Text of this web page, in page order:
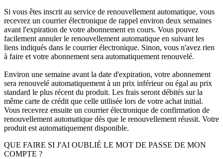
Si vous êtes inscrit au service de renouvellement automatique, vous
recevrez un courrier électronique de rappel environ deux semaines
avant l'expiration de votre abonnement en cours. Vous pouvez
facilement annuler le renouvellement automatique en suivant les
liens indiqués dans le courrier électronique. Sinon, vous n'avez rien
à faire et votre abonnement sera automatiquement renouvelé.
Environ une semaine avant la date d'expiration, votre abonnement
sera renouvelé automatiquement à un prix inférieur ou égal au prix
standard le plus récent du produit. Les frais seront débités sur la
même carte de crédit que celle utilisée lors de votre achat initial.
Vous recevrez ensuite un courrier électronique de confirmation de
renouvellement automatique dès que le renouvellement réussit. Votre
produit est automatiquement disponible.
QUE FAIRE SI J'AI OUBLIÉ LE MOT DE PASSE DE MON
COMPTE ?